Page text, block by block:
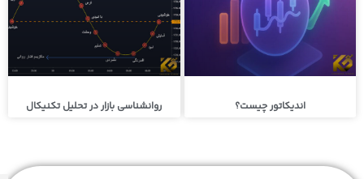
اندیکاتور چیست؟ روانشناسی بازار در تحلیل تکنیکال